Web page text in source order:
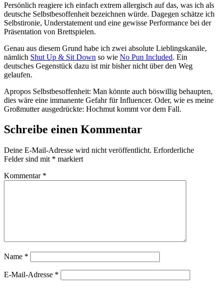
Persönlich reagiere ich einfach extrem allergisch auf das, was ich als
deutsche Selbstbesoffenheit bezeichnen würde. Dagegen schätze ich
Selbstironie, Understatement und eine gewisse Performance bei der
Präsentation von Brettspielen.
Genau aus diesem Grund habe ich zwei absolute Lieblingskanäle,
nämlich Shut Up & Sit Down so wie No Pun Included. Ein
deutsches Gegenstück dazu ist mir bisher nicht über den Weg
gelaufen.
Apropos Selbstbesoffenheit: Man könnte auch böswillig behaupten,
dies wäre eine immanente Gefahr für Influencer. Oder, wie es meine
Großmutter ausgedrückte: Hochmut kommt vor dem Fall.
Schreibe einen Kommentar
Deine E-Mail-Adresse wird nicht veröffentlicht. Erforderliche
Felder sind mit * markiert
Kommentar *
Name *
E-Mail-Adresse *